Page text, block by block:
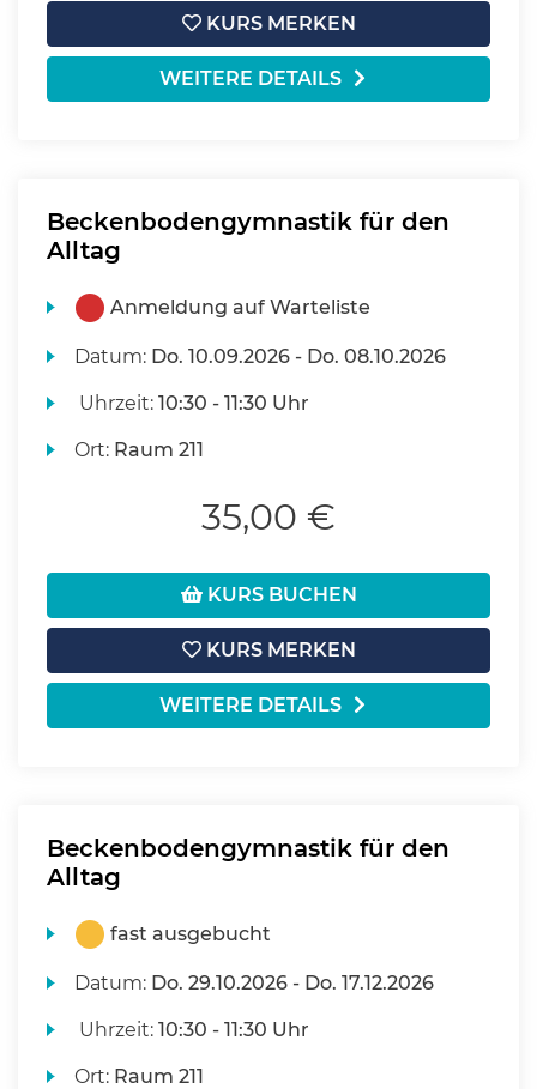
KURS MERKEN
WEITERE DETAILS
Beckenbodengymnastik für den
Alltag
Anmeldung auf Warteliste
Datum: Do. 10.09.2026 - Do. 08.10.2026
Uhrzeit:10:30 - 11:30 Uhr
Ort: Raum 211
35,00 €
KURS BUCHEN
KURS MERKEN
WEITERE DETAILS
Beckenbodengymnastik für den
Alltag
fast ausgebucht
Datum: Do. 29.10.2026 - Do. 17.12.2026
Uhrzeit:10:30 - 11:30 Uhr
Ort: Raum 211